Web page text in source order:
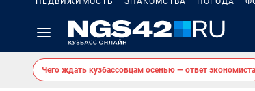
Чего ждать кузбассовцам осенью — ответ экономиста